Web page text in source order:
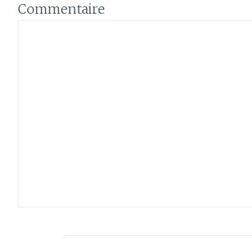
Commentaire